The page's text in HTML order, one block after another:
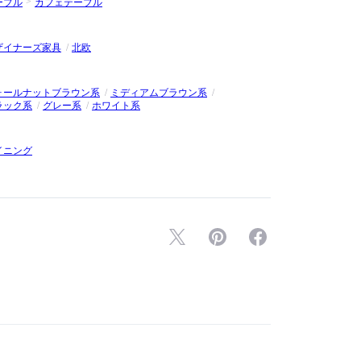
岐に渡る文化的な活躍を続けています。
ェーデンを代表する家具デザイナー。1934年にスウェディ
るラウンジチェア、EVA / エヴァを発表し、世界的に高い評
世紀を代表する北欧の建築家・デザイナー。「エッグ チェ
ブル
カフェテーブル
イナーズ家具
北欧
ールナットブラウン系
ミディアムブラウン系
ック系
グレー系 ホワイト系
ニング